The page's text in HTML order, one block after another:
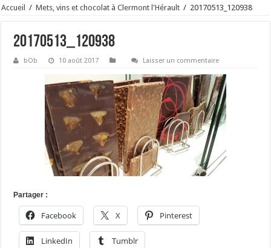
Accueil / Mets, vins et chocolat à Clermont l'Hérault / 20170513_120938
20170513_120938
bOb 10 août 2017 Laisser un commentaire
Partager :
Facebook X Pinterest
LinkedIn Tumblr